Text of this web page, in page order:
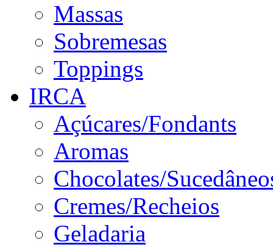
Massas
Sobremesas
Toppings
IRCA
Açúcares/Fondants
Aromas
Chocolates/
Cremes/Recheios
Geladaria